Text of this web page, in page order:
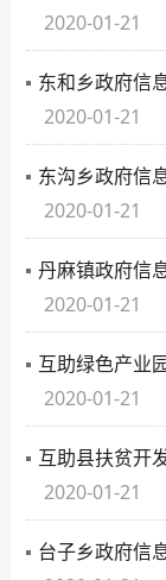
2020-01-21
东和乡政府信
2020-01-21
东沟乡政府信
2020-01-21
丹麻镇政府信
2020-01-21
互助绿色产业
2020-01-21
互助县扶贫开
2020-01-21
台子乡政府信